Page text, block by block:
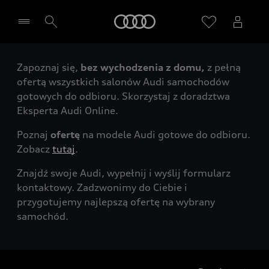
Wybierz Twojego Partnera Audi
Zapoznaj się, bez wychodzenia z domu, z pełną
ofertą wszystkich salonów Audi samochodów
gotowych do odbioru. Skorzystaj z doradztwa
Eksperta Audi Online.
Poznaj ofertę na modele Audi gotowe do odbioru.
Zobacz tutaj.
Znajdź swoje Audi, wypełnij i wyślij formularz
kontaktowy. Zadzwonimy do Ciebie i
przygotujemy najlepszą ofertę na wybrany
samochód.